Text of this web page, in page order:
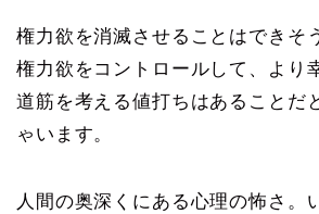
権力欲を消滅させることはできそ
権力欲をコントロールして、より
道筋を考える値打ちはあることだ
ゃいます。
人間の奥深くにある心理の怖さ。